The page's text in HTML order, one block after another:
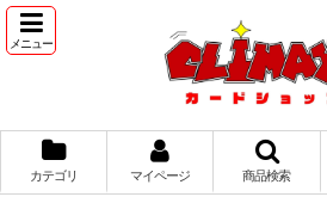
メニュー
カテゴリ マイページ 商品検索